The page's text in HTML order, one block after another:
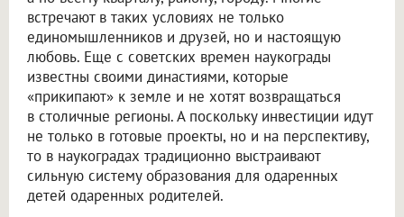
встречают в таких условиях не только
единомышленников и друзей, но и настоящую
любовь. Еще с советских времен наукограды
известны своими династиями, которые
«прикипают» к земле и не хотят возвращаться
в столичные регионы. А поскольку инвестиции идут
не только в готовые проекты, но и на перспективу,
то в наукоградах традиционно выстраивают
сильную систему образования для одаренных
детей одаренных родителей.